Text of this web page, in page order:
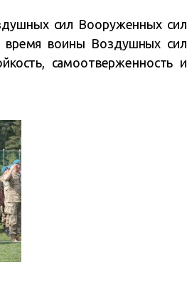
сил Вооруженных сил
время воины Воздушных сил
самоотверженность и